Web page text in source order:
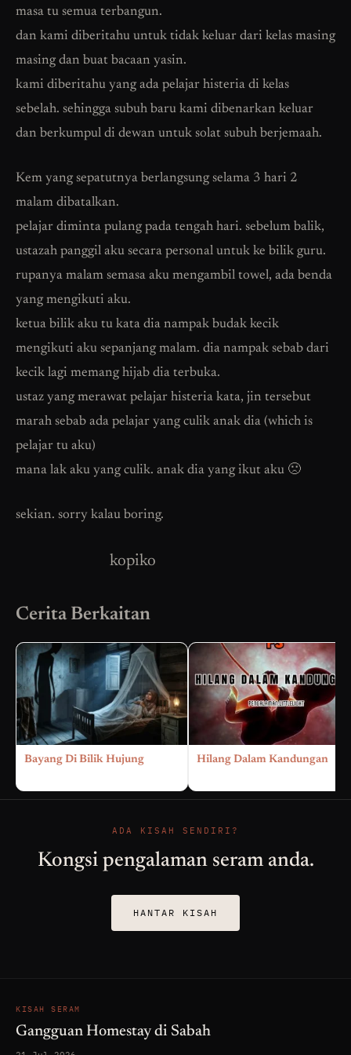
masa tu semua terbangun.
dan kami diberitahu untuk tidak keluar dari kelas masing
masing dan buat bacaan yasin.
kami diberitahu yang ada pelajar histeria di kelas
sebelah. sehingga subuh baru kami dibenarkan keluar
dan berkumpul di dewan untuk solat subuh berjemaah.
Kem yang sepatutnya berlangsung selama 3 hari 2
malam dibatalkan.
pelajar diminta pulang pada tengah hari. sebelum balik,
ustazah panggil aku secara personal untuk ke bilik guru.
rupanya malam semasa aku mengambil towel, ada benda
yang mengikuti aku.
ketua bilik aku tu kata dia nampak budak kecik
mengikuti aku sepanjang malam. dia nampak sebab dari
kecik lagi memang hijab dia terbuka.
ustaz yang merawat pelajar histeria kata, jin tersebut
marah sebab ada pelajar yang culik anak dia (which is
pelajar tu aku)
mana lak aku yang culik. anak dia yang ikut aku 🙁
sekian. sorry kalau boring.
kopiko
Cerita Berkaitan
Bayang Di Bilik Hujung Hilang Dalam Kandungan
ADA KISAH SENDIRI?
Kongsi pengalaman seram anda.
HANTAR KISAH
KISAH SERAM
Gangguan Homestay di Sabah